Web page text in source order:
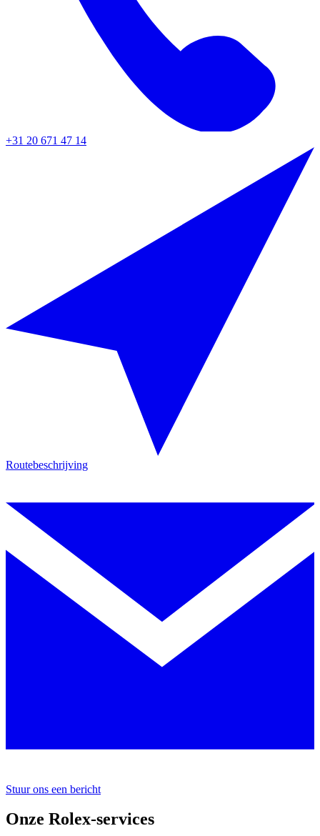
+31 20 671 47 14
Routebeschrijving
Stuur ons een bericht
Onze Rolex-services